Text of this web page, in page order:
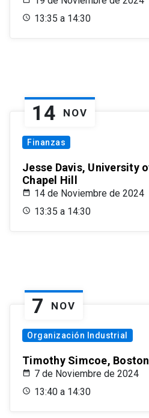
13:35 a 14:30
14 NOV
Finanzas
Jesse Davis, University
Chapel Hill
14 de Noviembre de 2024
13:35 a 14:30
7 NOV
Organización Industrial
Timothy Simcoe,
7 de Noviembre de 2024
13:40 a 14:30